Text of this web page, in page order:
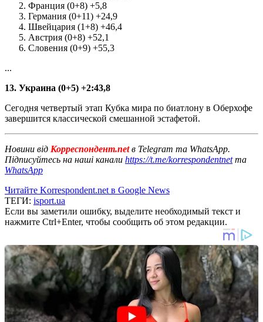
Франция (0+8) +5,8
Германия (0+11) +24,9
Швейцария (1+8) +46,4
Австрия (0+8) +52,1
Словения (0+9) +55,3
...
13. Украина (0+5) +2:43,8
Сегодня четвертый этап Кубка мира по биатлону в Оберхофе
завершится классической смешанной эстафетой.
Новини від Корреспондент.netв Telegram та WhatsApp.
Підписуйтесь на наші канали https://t.me/korrespondentnetта
WhatsApp
Читайте Korrespondent.net в Google News
ТЕГИ: isport.ua
Если вы заметили ошибку, выделите необходимый текст и
нажмите Ctrl+Enter, чтобы сообщить об этом редакции.